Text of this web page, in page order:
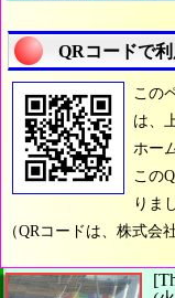
QRコードで
この
は、
ホー
この
りま
（QRコードは、株式会